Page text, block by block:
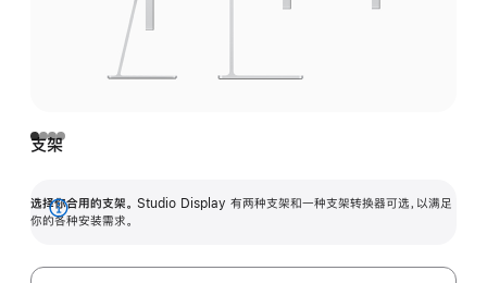
支架
选择你合用的支架。 Studio Display 有两种支架和一种支架转换器可选，以满足
你的各种安装需求。
展